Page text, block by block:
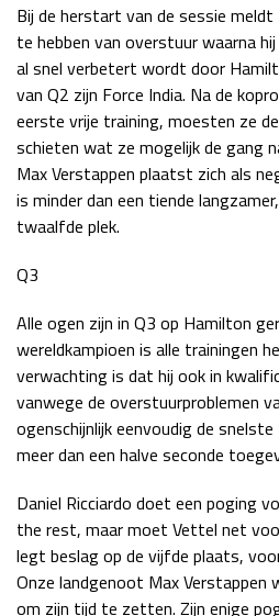
Bij de herstart van de sessie
te hebben van overstuur waarna
al snel verbetert wordt door
van Q2 zijn Force India. Na de
eerste vrije training, moesten ze
schieten wat ze mogelijk de gang
Max Verstappen plaatst zich als
is minder dan een tiende
twaalfde plek.
Q3
Alle ogen zijn in Q3 op Hamilton
wereldkampioen is alle trainingen
verwachting is dat hij ook in
vanwege de overstuurproblemen
ogenschijnlijk eenvoudig de
meer dan een halve seconde
Daniel Ricciardo doet een poging
the rest, maar moet Vettel net
legt beslag op de vijfde plaats,
Onze landgenoot Max
om zijn tijd te zetten. Zijn enige